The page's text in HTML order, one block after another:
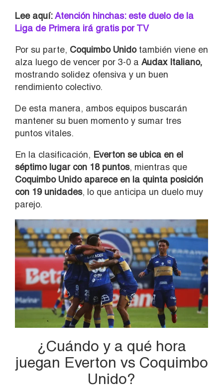
Lee aquí:Atención hinchas: este duelo de la
Liga de Primera irá gratis por TV
Por su parte, Coquimbo Unidotambién viene en
alza luego de vencer por 3-0 a Audax Italiano,
mostrando solidez ofensiva y un buen
rendimiento colectivo.
De esta manera, ambos equipos buscarán
mantener su buen momento y sumar tres
puntos vitales.
En la clasificación, Everton se ubica en el
séptimo lugar con 18 puntos, mientras que
Coquimbo Unido aparece en la quinta posición
con 19 unidades, lo que anticipa un duelo muy
parejo.
¿Cuándo y a qué hora
juegan Everton vs Coquimbo
Unido?